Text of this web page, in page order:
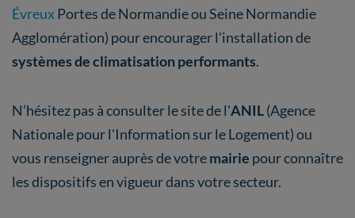
ÉvreuxPortes de Normandie ou Seine Normandie
Agglomération) pour encourager l'installation de
systèmes de climatisation performants.
N’hésitez pas à consulter le site de l'ANIL(Agence
Nationale pour l'Information sur le Logement) ou
vous renseigner auprès de votremairie pour connaître
les dispositifs en vigueur dans votre secteur.